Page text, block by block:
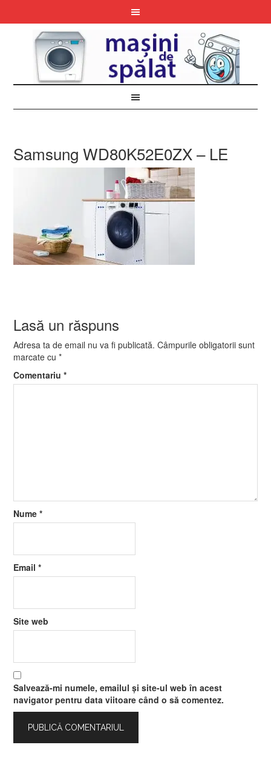
Samsung WD80K52E0ZX – LE
Lasă un răspuns
Adresa ta de email nu va fi publicată. Câmpurile obligatorii sunt
marcate cu*
Comentariu*
Nume*
Email*
Site web
Salvează-mi numele, emailul și site-ul web în acest
navigator pentru data viitoare când o să comentez.